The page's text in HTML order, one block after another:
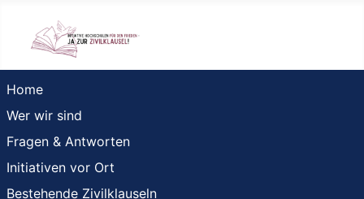
Home
Wer wir sind
Fragen & Antworten
Initiativen vor Ort
Bestehende Zivilklauseln